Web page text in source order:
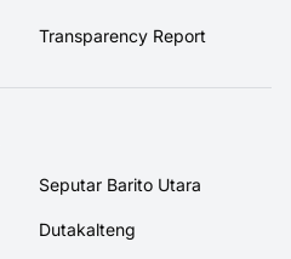
Transparency Report
Seputar Barito Utara
Dutakalteng